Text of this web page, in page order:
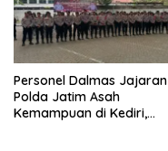
Personel Dalmas Jajaran
Polda Jatim Asah
Kemampuan di Kediri,